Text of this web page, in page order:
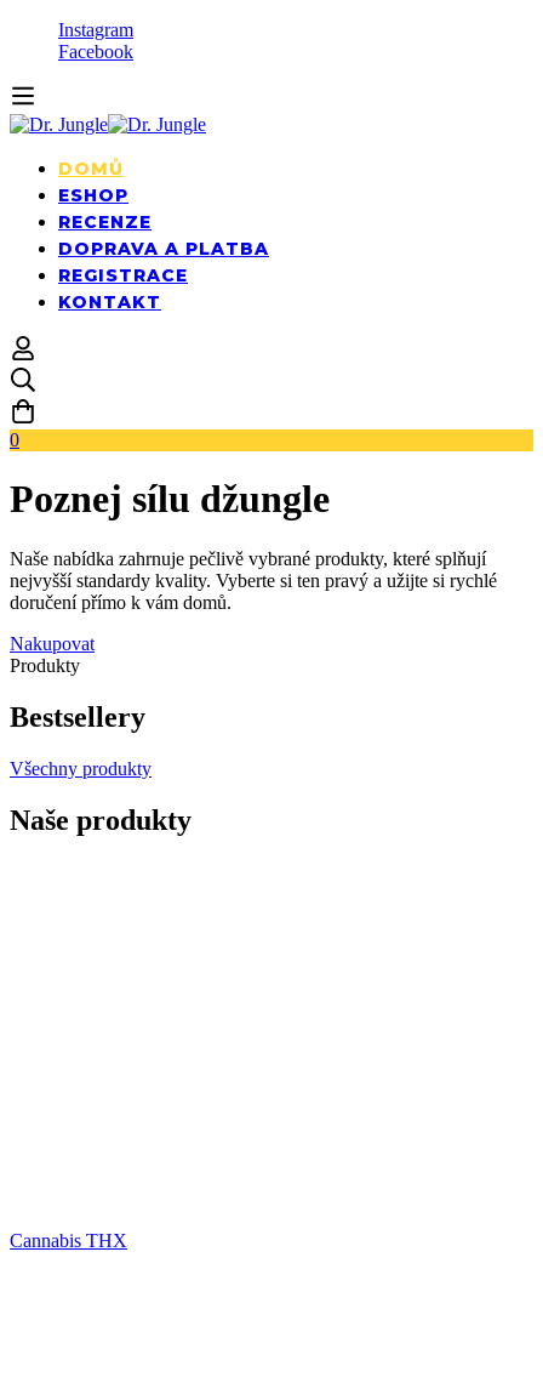
Instagram
Facebook
DOMŮ
ESHOP
RECENZE
DOPRAVA A PLATBA
REGISTRACE
KONTAKT
0
Poznej sílu džungle
Naše nabídka zahrnuje pečlivě vybrané produkty, které splňují
nejvyšší standardy kvality. Vyberte si ten pravý a užijte si rychlé
doručení přímo k vám domů.
Nakupovat
Produkty
Bestsellery
Všechny produkty
Naše produkty
Cannabis THX